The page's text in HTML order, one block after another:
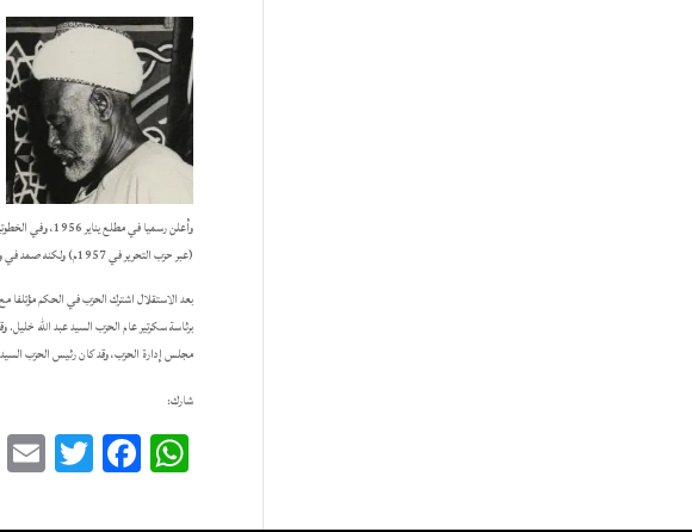
(عبر حزب التحرير في 1957م) ولكنه صمد في وجهها وأحبط مخططات التفتيت بل خرج أكثر قوة.
مجلس إدارة الحزب، وقد كان رئيس الحزب
شارك:
WhatsApp